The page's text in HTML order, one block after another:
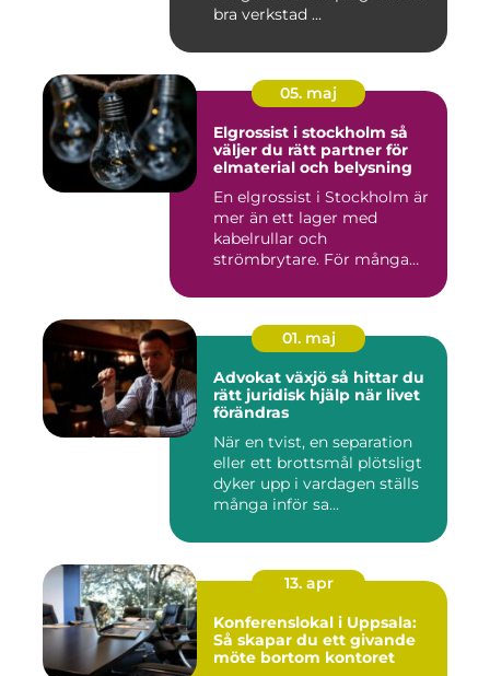
bra verkstad ...
05. maj
Elgrossist i stockholm så
väljer du rätt partner för
elmaterial och belysning
En elgrossist i Stockholm är
mer än ett lager med
kabelrullar och
strömbrytare. För många
01. maj
Advokat växjö så hittar du
rätt juridisk hjälp när livet
förändras
När en tvist, en separation
eller ett brottsmål plötsligt
dyker upp i vardagen ställs
många inför sa...
13. apr
Konferenslokal i Uppsala:
Så skapar du ett givande
möte bortom kontoret